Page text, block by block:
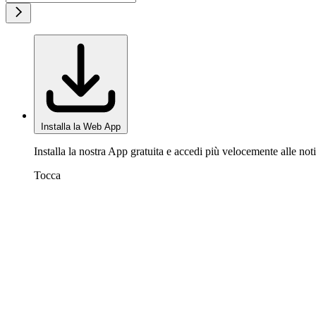
Installa la Web App
Installa la nostra App gratuita e accedi più velocemente alle
Tocca